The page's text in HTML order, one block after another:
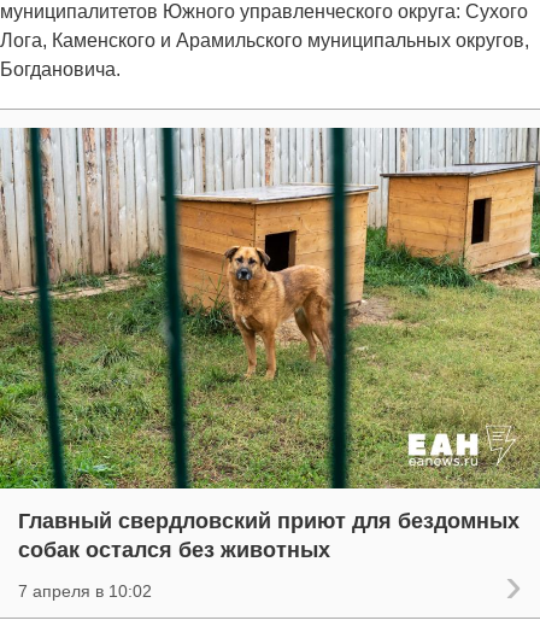
муниципалитетов Южного управленческого округа: Сухого
Лога, Каменского и Арамильского муниципальных округов,
Богдановича.
Главный свердловский приют для бездомных
собак остался без животных
7 апреля в 10:02